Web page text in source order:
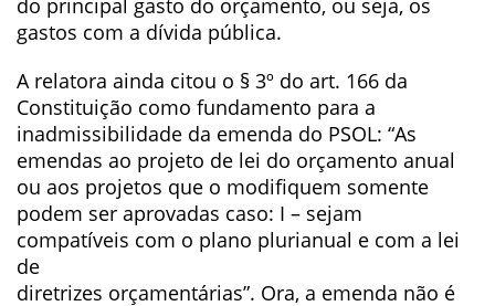
do principal gasto do orçamento, ou seja, os
gastos com a dívida pública.
A relatora ainda citou o § 3º do art. 166 da
Constituição como fundamento para a
inadmissibilidade da emenda do PSOL: “As
emendas ao projeto de lei do orçamento anual
ou aos projetos que o modifiquem somente
podem ser aprovadas caso: I – sejam
compatíveis com o plano plurianual e com a lei
de
diretrizes orçamentárias”. Ora, a emenda não é